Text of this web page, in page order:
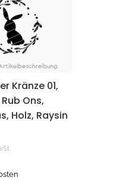
Kränze 01,
Ons,
Holz, Raysin